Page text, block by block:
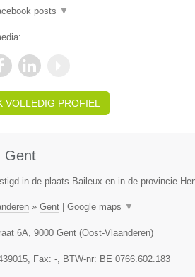
posts ▼
VOLLEDIG PROFIEL
Gent
in de plaats Baileux en in de provincie
» Gent| Google maps ▼
6A, 9000 Gent(Oost-Vlaanderen)
, Fax: -, BTW-nr: BE 0766.602.183